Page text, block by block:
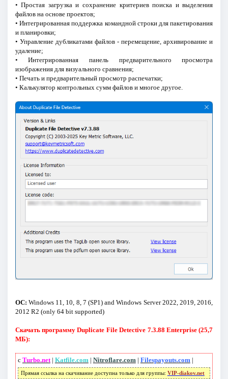
• Простая загрузка и сохранение критериев поиска и выделения
файлов на основе проектов;
• Интегрированная поддержка командной строки для пакетирования
и планировки;
• Управление дубликатами файлов - перемещение, архивирование и
удаление;
• Интегрированная панель предварительного просмотра
изображения для визуального сравнения;
• Печать и предварительный просмотр распечатки;
• Калькулятор контрольных сумм файлов и многое другое.
ОС: Windows 11, 10, 8, 7 (SP1) and Windows Server 2022, 2019, 2016,
2012 R2 (only 64 bit supported)
Скачать программу Duplicate File Detective 7.3.88 Enterprise (25,7
МБ):
с Turbo.net| Katfile.com| Nitroflare.com| Filespayouts.com|
Прямая ссылка на скачивание доступна только для группы: VIP-diakov.net